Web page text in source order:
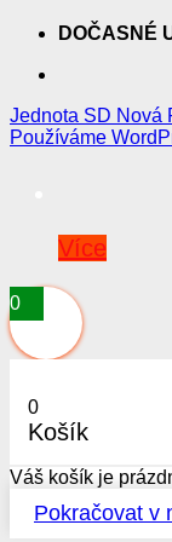
DOČASNÉ
Jednota SD Nová
Používáme
Více
0
0
Košík
Váš košík je
Pokračovat v